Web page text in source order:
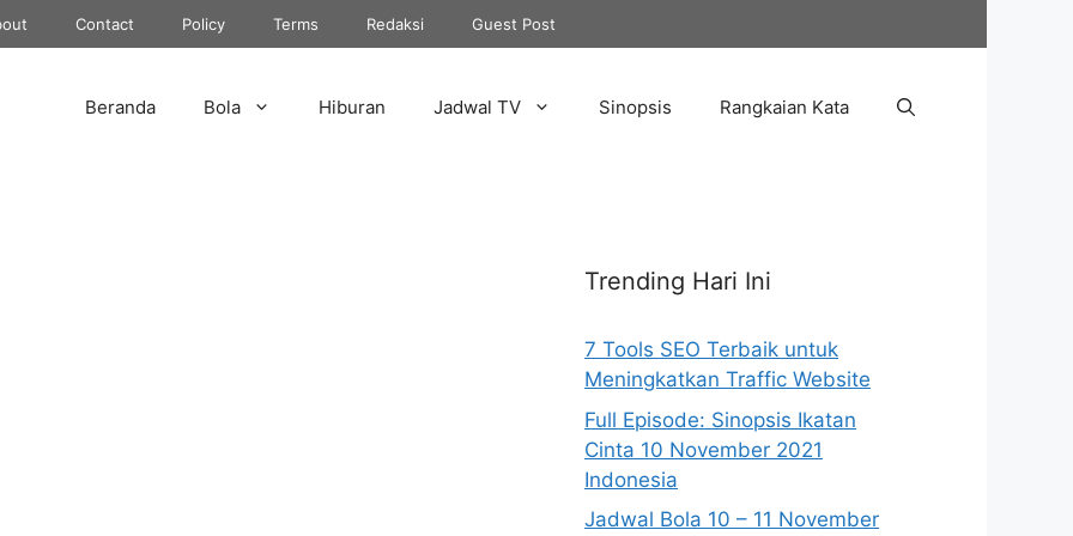
Contact Policy Terms Redaksi Guest Post
Beranda Bola Hiburan Jadwal TV Sinopsis Rangkaian Kata
Trending Hari Ini
7 Tools SEO Terbaik untuk
Meningkatkan Traffic Website
Full Episode: Sinopsis Ikatan
Cinta 10 November 2021
Indonesia
Jadwal Bola 10 – 11 November